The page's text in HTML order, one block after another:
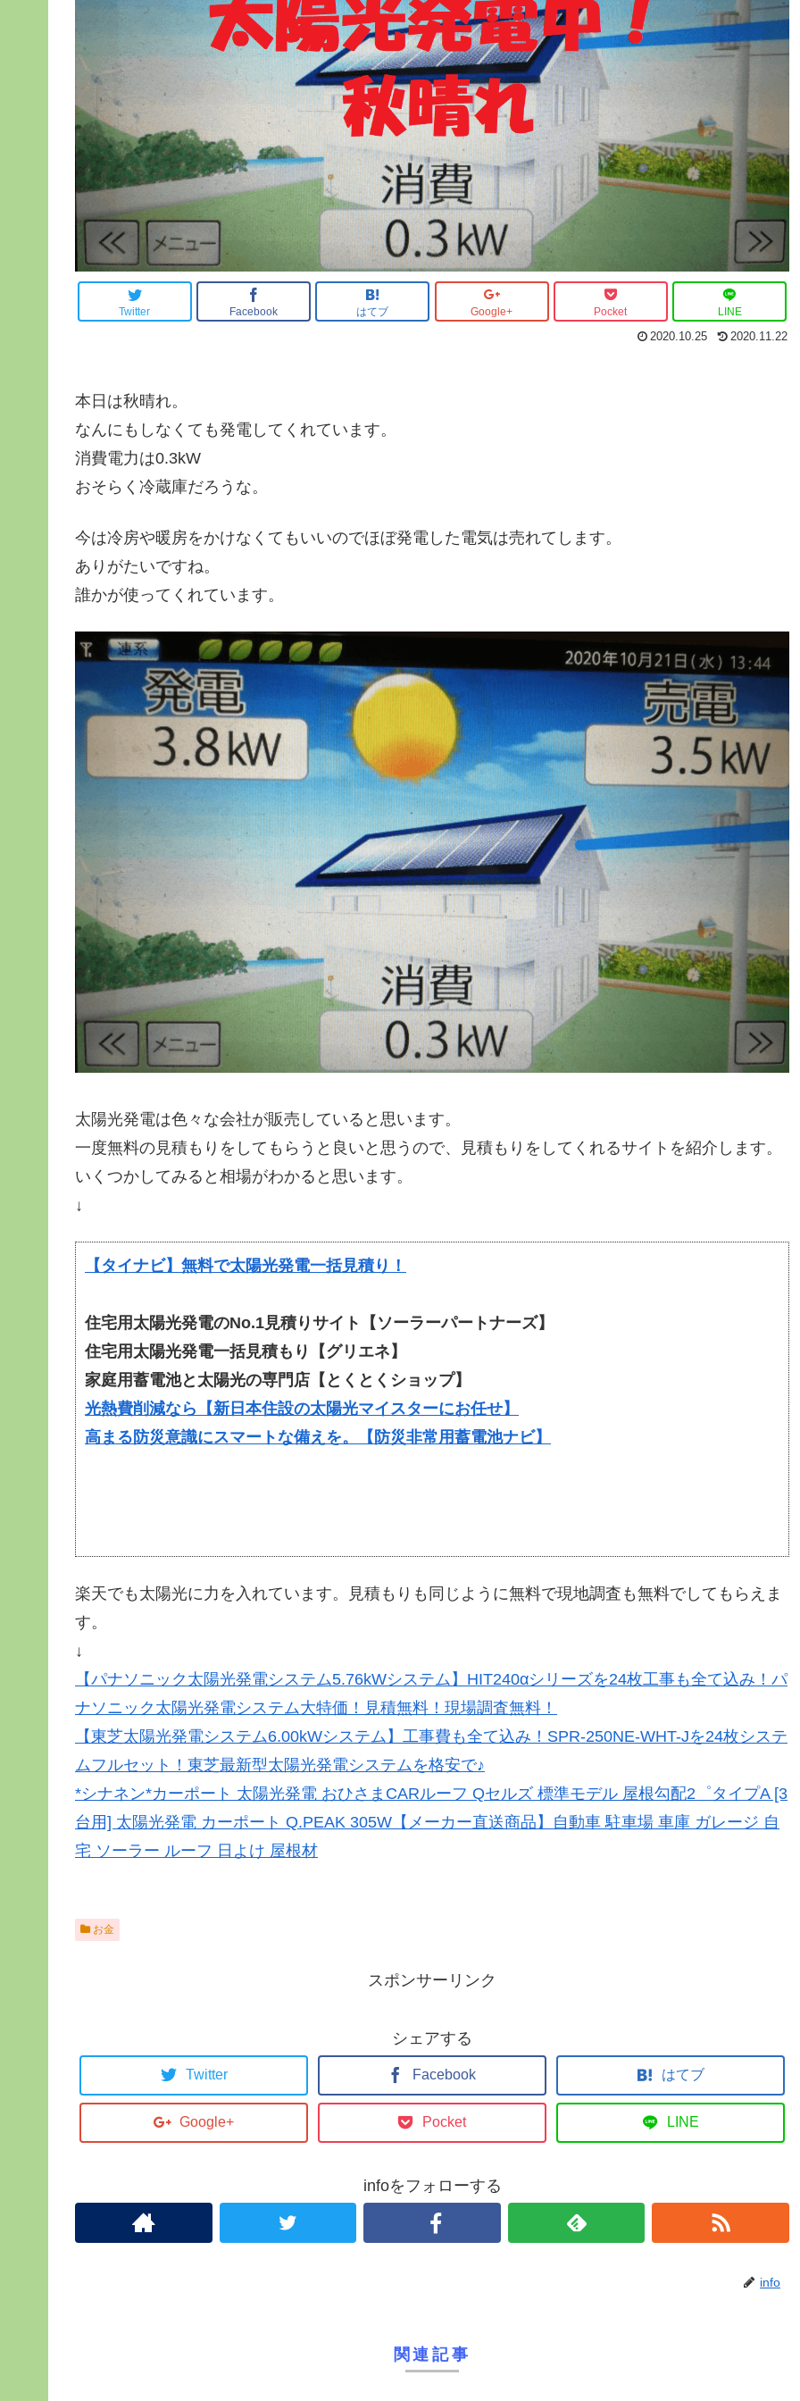
Twitter Facebook はてブ Google+ Pocket LINE
2020.10.25 2020.11.22
本日は秋晴れ。
なんにもしなくても発電してくれています。
消費電力は0.3kW
おそらく冷蔵庫だろうな。
今は冷房や暖房をかけなくてもいいのでほぼ発電した電気は売れてします。
ありがたいですね。
誰かが使ってくれています。
太陽光発電は色々な会社が販売していると思います。
一度無料の見積もりをしてもらうと良いと思うので、見積もりをしてくれるサイトを紹介します。
いくつかしてみると相場がわかると思います。
↓
【タイナビ】無料で太陽光発電一括見積り！
住宅用太陽光発電のNo.1見積りサイト【ソーラーパートナーズ】
住宅用太陽光発電一括見積もり【グリエネ】
家庭用蓄電池と太陽光の専門店【とくとくショップ】
光熱費削減なら【新日本住設の太陽光マイスターにお任せ】
高まる防災意識にスマートな備えを。【防災非常用蓄電池ナビ】
楽天でも太陽光に力を入れています。見積もりも同じように無料で現地調査も無料でしてもらえま
す。
↓
【パナソニック太陽光発電システム5.76kWシステム】HIT240αシリーズを24枚工事も全て込み！パ
ナソニック太陽光発電システム大特価！見積無料！現場調査無料！
【東芝太陽光発電システム6.00kWシステム】工事費も全て込み！SPR-250NE-WHT-Jを24枚システ
ムフルセット！東芝最新型太陽光発電システムを格安で♪
*シナネン*カーポート 太陽光発電 おひさまCARルーフ Qセルズ 標準モデル 屋根勾配2゜タイプA [3
台用] 太陽光発電 カーポート Q.PEAK 305W【メーカー直送商品】自動車 駐車場 車庫 ガレージ 自
宅 ソーラー ルーフ 日よけ 屋根材
お金
スポンサーリンク
シェアする
Twitter Facebook はてブ
Google+ Pocket LINE
infoをフォローする
info
関連記事